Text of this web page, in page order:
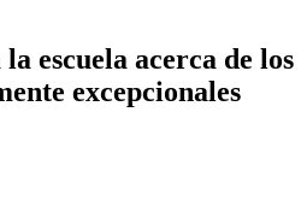
escuela acerca de los
excepcionales